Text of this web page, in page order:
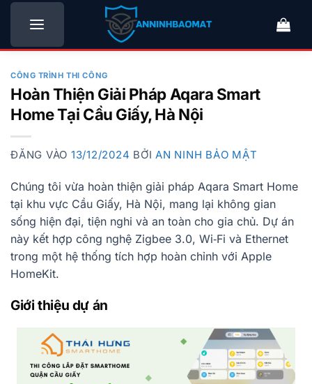
Bỏ
nội
CÔNG TRÌNH THI CÔNG
Hoàn Thiện Giải Pháp Aqara Smart
Home Tại Cầu Giấy, Hà Nội
ĐĂNG VÀO 13/12/2024 BỞI AN NINH BẢO MẬT
Chúng tôi vừa hoàn thiện giải pháp Aqara Smart Home
tại khu vực Cầu Giấy, Hà Nội, mang lại không gian
sống hiện đại, tiện nghi và an toàn cho gia chủ. Dự án
này kết hợp công nghệ Zigbee 3.0, Wi‑Fi và Ethernet
trong một hệ thống tích hợp hoàn chỉnh với Apple
HomeKit.
Giới thiệu dự án